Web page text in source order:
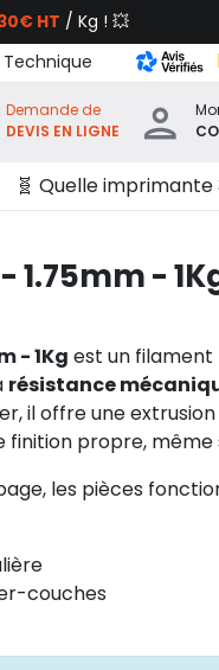
HT / Kg ! 💥
Demande de
DEVIS EN LIGNE
🧬 Quelle imprimante
1.75mm -
- 1Kg est un filament
résistance
il offre une
finition propre,
les pièces
couches